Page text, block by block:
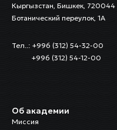
Кыргызстан, Бишкек, 720044
Ботанический переулок, 1А
Тел..: +996 (312) 54-32-00
+996 (312) 54-12-00
Об академии
Миссия